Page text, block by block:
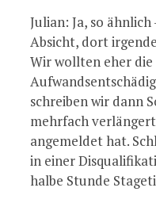
Julian: Ja, so
Absicht, dort
Wir wollten eher die
schreiben wir dann
mehrfach
angemeldet hat.
in einer
halbe Stunde